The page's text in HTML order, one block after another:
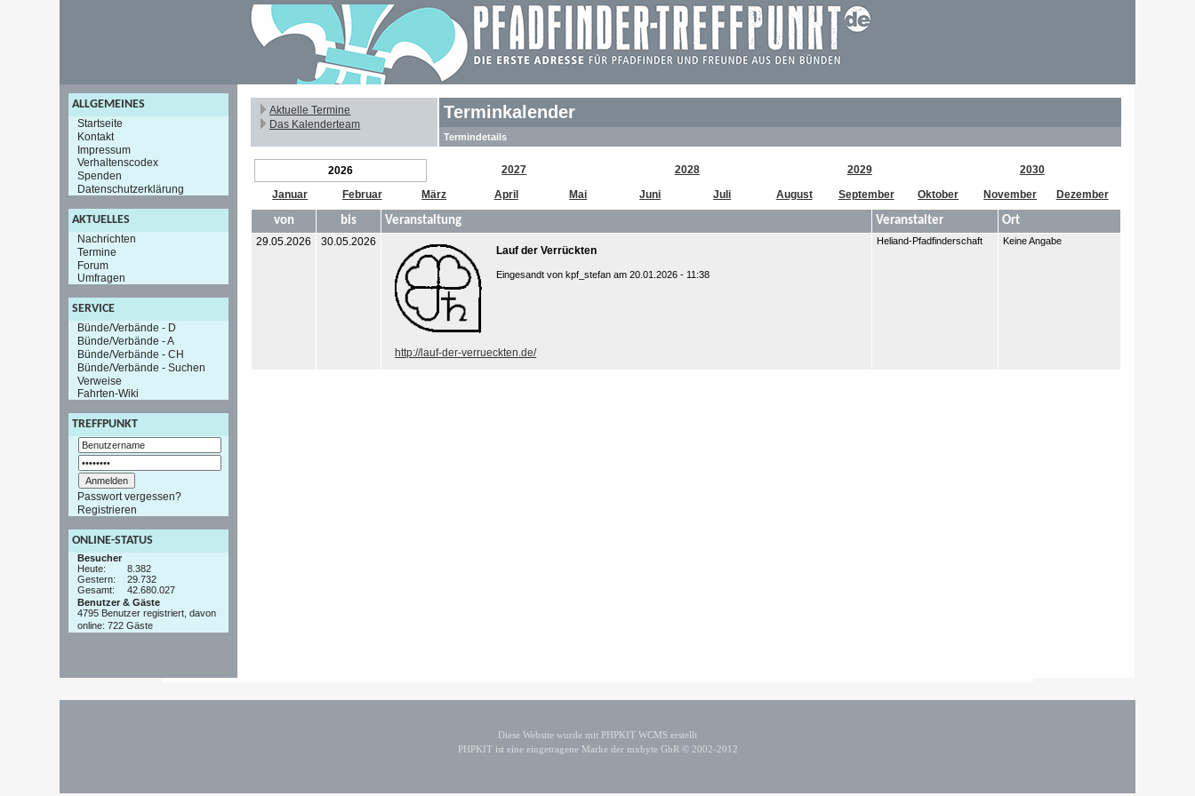
ALLGEMEINES
Startseite
Kontakt
Impressum
Verhaltenscodex
Spenden
Datenschutzerklärung
AKTUELLES
Nachrichten
Termine
Forum
Umfragen
SERVICE
Bünde/Verbände - D
Bünde/Verbände - A
Bünde/Verbände - CH
Bünde/Verbände - Suchen
Verweise
Fahrten-Wiki
TREFFPUNKT
Passwort vergessen?
Registrieren
ONLINE-STATUS
Besucher
Heute:
8.382
Gestern:
29.732
Gesamt:
42.680.027
Benutzer & Gäste
4795 Benutzer registriert, davon
online: 722 Gäste
Aktuelle Termine
Das Kalenderteam
Terminkalender
Termindetails
2026 2027 2028 2029
2030
Januar
Februar März April Mai Juni Juli August September Oktober November Dezember
von bis Veranstaltung Veranstalter Ort
29.05.2026 30.05.2026
Lauf der Verrückten
Eingesandt von kpf_stefan am 20.01.2026 - 11:38
http://lauf-der-verrueckten.de/
Heliand-Pfadfinderschaft Keine Angabe
Diese Website wurde mit PHPKIT WCMS erstellt
PHPKIT ist eine eingetragene Marke der mxbyte GbR © 2002-2012